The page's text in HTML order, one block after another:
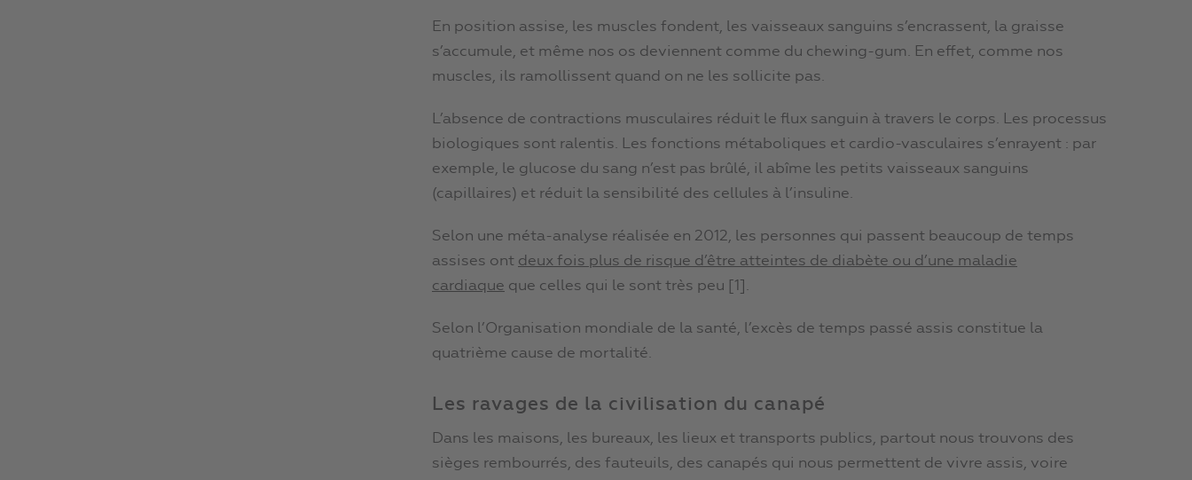
En position assise, les muscles fondent, les vaisseaux sanguins s’encrassent, la graisse
s’accumule, et même nos os deviennent comme du chewing-gum. En effet, comme nos
muscles, ils ramollissent quand on ne les sollicite pas.
L’absence de contractions musculaires réduit le flux sanguin à travers le corps. Les processus
biologiques sont ralentis. Les fonctions métaboliques et cardio-vasculaires s’enrayent : par
exemple, le glucose du sang n’est pas brûlé, il abîme les petits vaisseaux sanguins
(capillaires) et réduit la sensibilité des cellules à l’insuline.
Selon une méta-analyse réalisée en 2012, les personnes qui passent beaucoup de temps
assises ont deux fois plus de risque d’être atteintes de diabète ou d’une maladie
cardiaque que celles qui le sont très peu [1].
Selon l’Organisation mondiale de la santé, l’excès de temps passé assis constitue la
quatrième cause de mortalité.
Les ravages de la civilisation du canapé
Dans les maisons, les bureaux, les lieux et transports publics, partout nous trouvons des
sièges rembourrés, des fauteuils, des canapés qui nous permettent de vivre assis, voire